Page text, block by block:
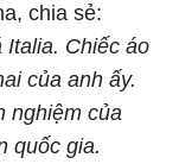
chia sẻ:
Italia. Chiếc áo
của anh ấy.
nghiệm của
quốc gia.